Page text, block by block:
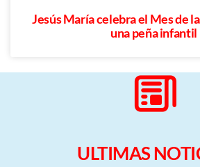
Jesús María celebra el Mes de
una peña infantil
ULTIMAS